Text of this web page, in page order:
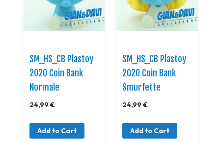
SM_HS_CB Plastoy
2020 Coin Bank
Normale
24,99 €
Add to Cart
SM_HS_CB Plastoy
2020 Coin Bank
Smurfette
24,99 €
Add to Cart